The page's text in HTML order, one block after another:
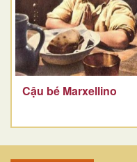
Cậu bé Marxellino